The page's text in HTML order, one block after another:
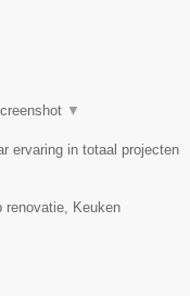
▼
ervaring in totaal projecten
renovatie, Keuken